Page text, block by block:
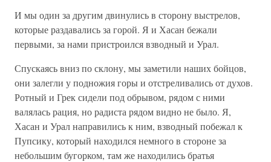
И мы один за другим двинулись в сторону выстрелов,
которые раздавались за горой. Я и Хасан бежали
первыми, за нами пристроился взводный и Урал.
Спускаясь вниз по склону, мы заметили наших бойцов,
они залегли у подножия горы и отстреливались от духов.
Ротный и Грек сидели под обрывом, рядом с ними
валялась рация, но радиста рядом видно не было. Я,
Хасан и Урал направились к ним, взводный побежал к
Пупсику, который находился немного в стороне за
небольшим бугорком, там же находились братья